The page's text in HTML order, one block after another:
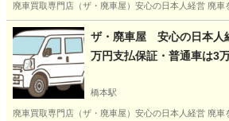
廃車買取専門店（ザ・廃車屋）安心の日本人経営
神奈川 横浜市 橋本駅 車検 廃車
ザ・廃車屋 安心の日本
万円支払保証・普通車は3
橋本駅
廃車買取専門店（ザ・廃車屋）安心の日本人経営